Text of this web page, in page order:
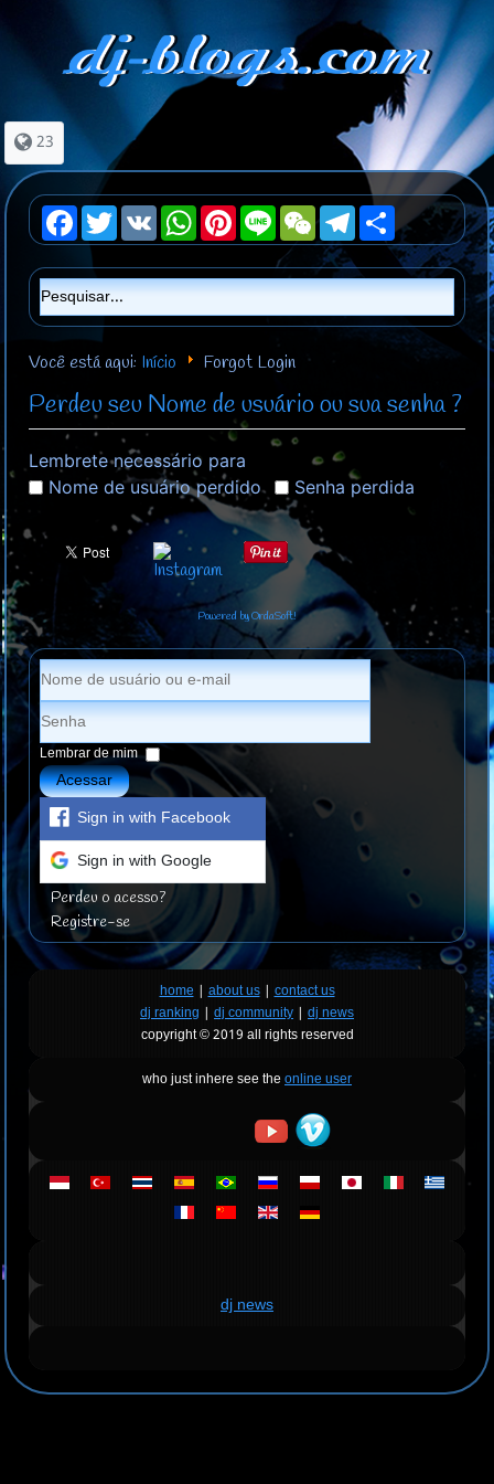
23
Facebook Twitter VK WhatsAppPinterestLine WeChat TelegramShare
Você está aqui: Início Forgot Login
Perdeu seu Nome de usuário ou sua senha ?
Lembrete necessário para
Nome de usuário perdido
Senha perdida
Powered by OrdaSoft!
Lembrar de mim
Acessar
Sign in with Facebook
Sign in with Google
Perdeu o acesso?
Registre-se
home|about us|contact us
dj ranking | dj community | dj news
copyright © 2019 all rights reserved
who just inhere see the online user
dj news